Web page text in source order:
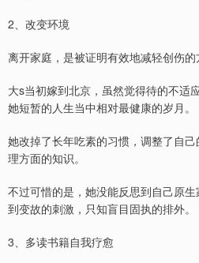
2、改变环境
离开家庭，是被证明有效地减轻创伤的
大s当初嫁到北京，虽然觉得待的不适
她短暂的人生当中相对最健康的岁月。
她改掉了长年吃素的习惯，调整了自
理方面的知识。
不过可惜的是，她没能反思到自己原
到变故的刺激，只知盲目固执的排外。
3、多读书籍自我疗愈